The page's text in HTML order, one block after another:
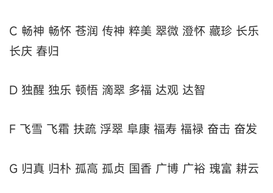
C 畅神 畅怀 苍润 传神 粹美 翠微 澄怀 藏珍 长乐
长庆 春归
D 独醒 独乐 顿悟 滴翠 多福 达观 达智
F 飞雪 飞霜 扶疏 浮翠 阜康 福寿 福禄 奋击 奋发
G 归真 归朴 孤高 孤贞 国香 广博 广裕 瑰富 耕云